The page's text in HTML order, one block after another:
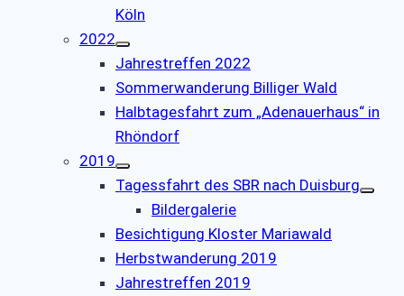
Köln
2022
Jahrestreffen 2022
Sommerwanderung Billiger Wald
Halbtagesfahrt zum „Adenauerhaus“ in
Rhöndorf
2019
Tagessfahrt des SBR nach Duisburg
Bildergalerie
Besichtigung Kloster Mariawald
Herbstwanderung 2019
Jahrestreffen 2019